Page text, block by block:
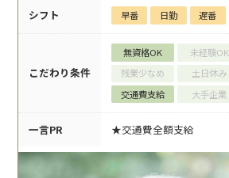
シフト 早番 日勤 遅番
こだわり条件
無資格OK
未経験OK
残業少なめ
土日休み
交通費支給
大手企業
一言PR ★交通費全額支給